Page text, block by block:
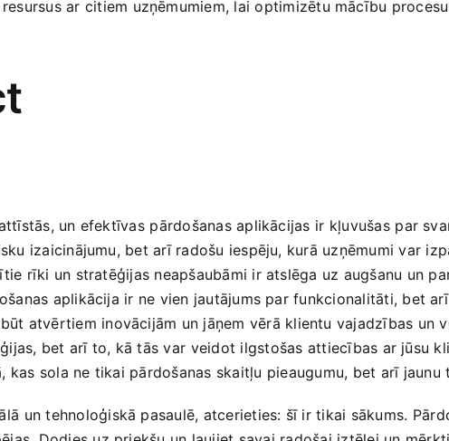
resursus ar citiem uzņēmumiem, lai optimizētu mācību
un efektīvas⁤ pārdošanas aplikācijas ⁤ir kļuvušas⁤ par
izaicinājumu, bet arī radošu iespēju, kurā uzņēmumi var
rīki un stratēģijas neapšaubāmi ir atslēga uz augšanu un
aplikācija ir ne vien jautājums par funkcionalitāti, bet
atvērtiem inovācijām un jāņem vērā klientu vajadzības un
bet arī to, kā ‌tās var⁢ veidot ⁤ilgstošas attiecības ar jūsu
kas sola ​ne tikai pārdošanas skaitļu ⁣pieaugumu, bet arī
⁣un tehnoloģiskā pasaulē, atcerieties: šī ir tikai sākums.⁤